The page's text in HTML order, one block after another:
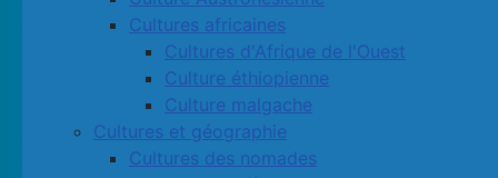
Cultures africaines
Cultures d'Afrique de l'Ouest
Culture éthiopienne
Culture malgache
Cultures et géographie
Cultures des nomades